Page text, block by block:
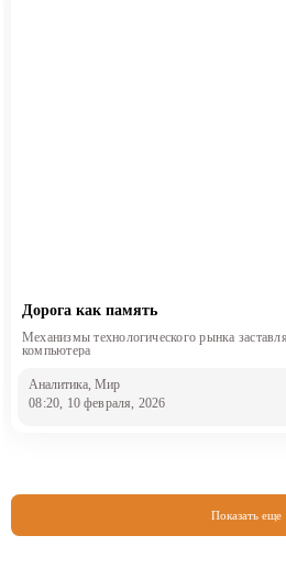
Дорога как память
Механизмы технологического рынка
компьютера
Аналитика, Мир
08:20, 10 февраля, 2026
Показать еще